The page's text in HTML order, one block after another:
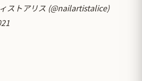
ストアリス (@nailartistalice)